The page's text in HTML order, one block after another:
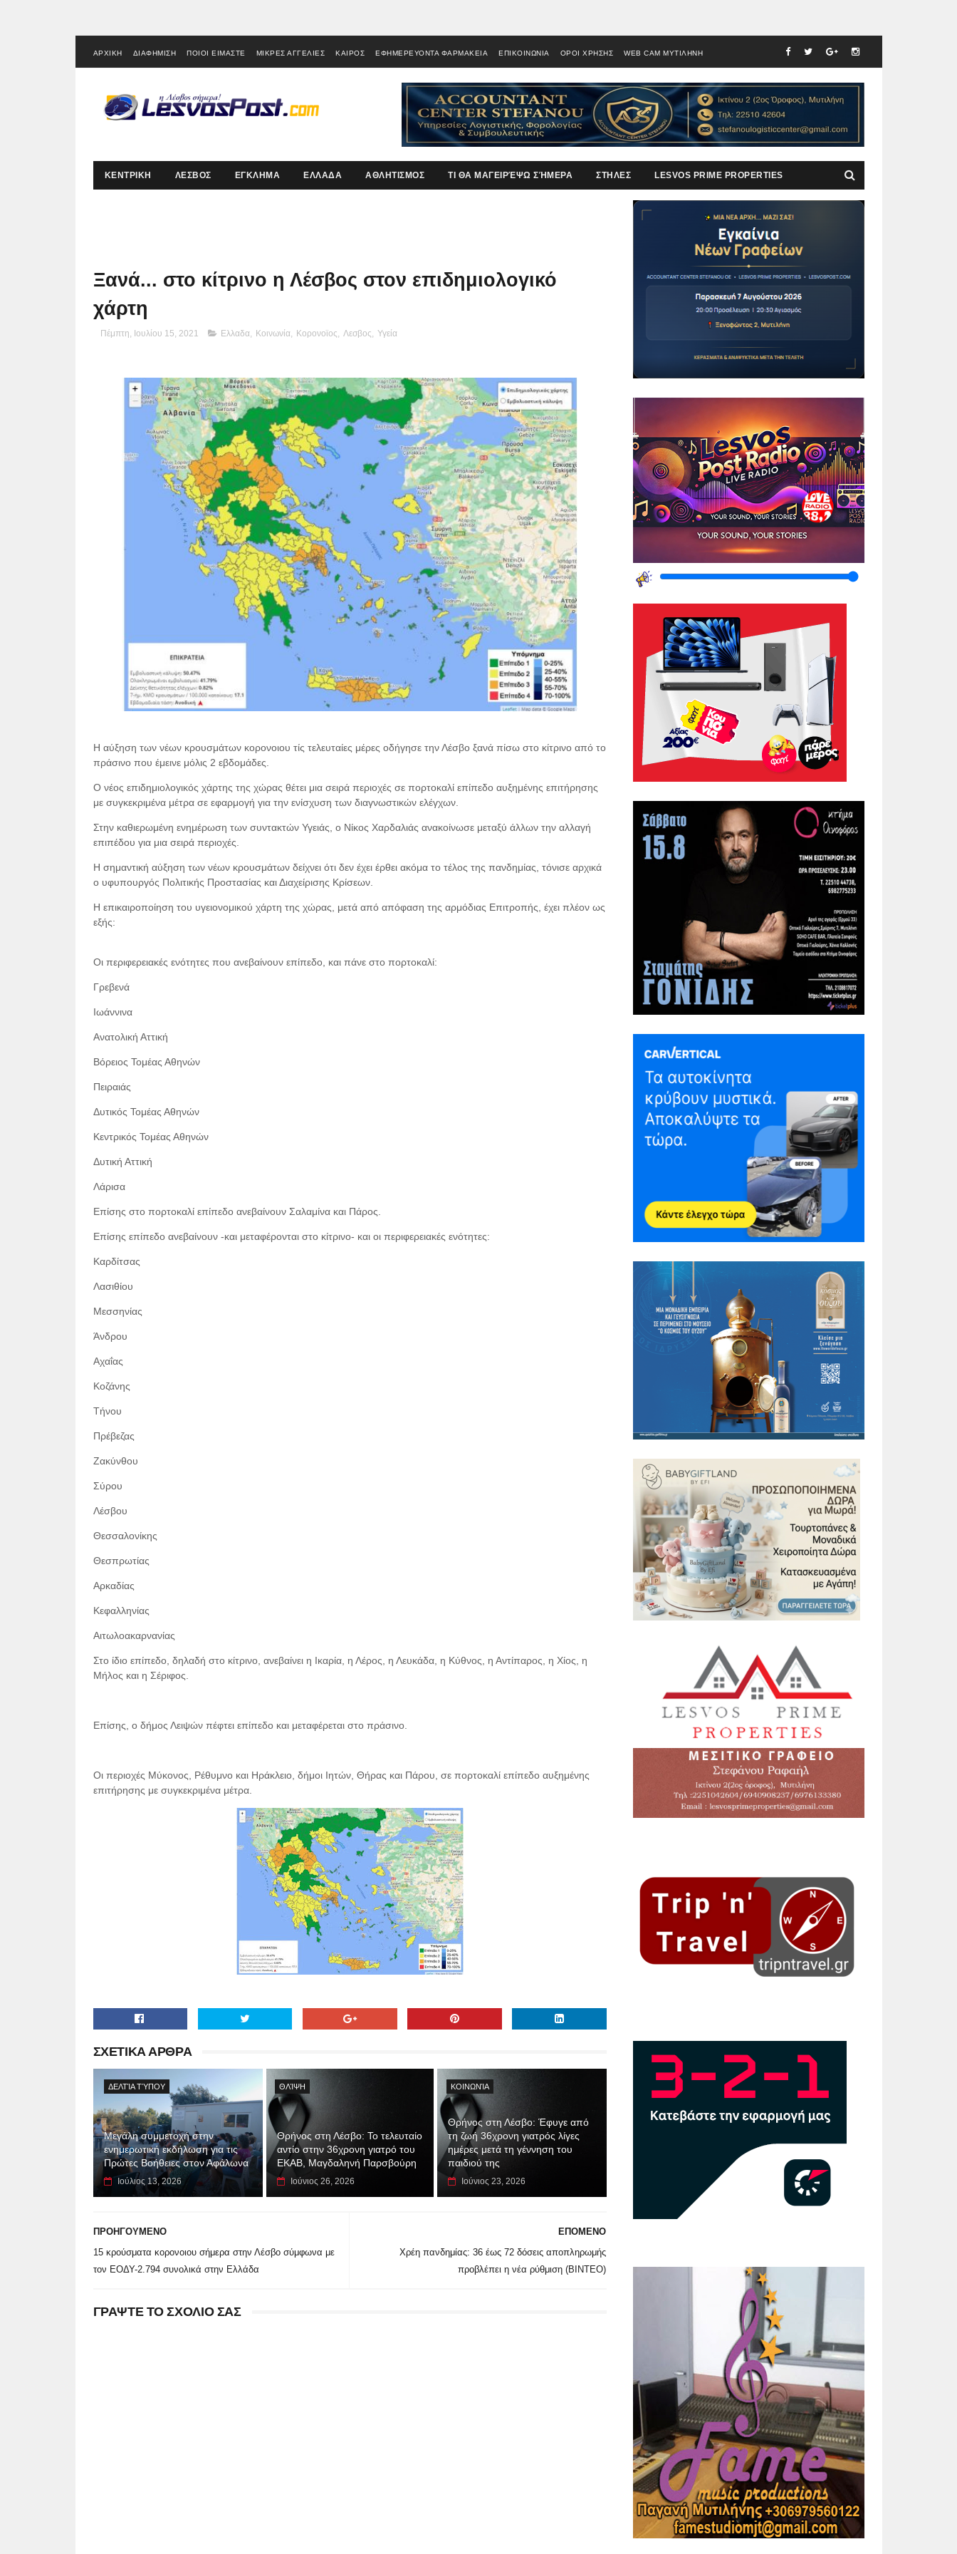
ΑΡΧΙΚΗ ΔΙΑΦΗΜΙΣΗ ΠΟΙΟΙ ΕΙΜΑΣΤΕ ΜΙΚΡΕΣ ΑΓΓΕΛΙΕΣ ΚΑΙΡΟΣ ΕΦΗΜΕΡΕΥΟΝΤΑ ΦΑΡΜΑΚΕΙΑ ΕΠΙΚΟΙΝΩΝΙΑ ΟΡΟΙ ΧΡΗΣΗΣ WEB CAM ΜΥΤΙΛΗΝΗ
ΚΕΝΤΡΙΚΗ ΛΕΣΒΟΣ ΕΓΚΛΗΜΑ ΕΛΛΑΔΑ ΑΘΛΗΤΙΣΜΟΣ ΤΙ ΘΑ ΜΑΓΕΙΡΈΨΩ ΣΉΜΕΡΑ ΣΤΗΛΕΣ LESVOS PRIME PROPERTIES
Ξανά... στο κίτρινο η Λέσβος στον επιδημιολογικό
χάρτη
Πέμπτη, Ιουλίου 15, 2021 Ελλαδα, Κοινωνία, Κορονοϊος, Λεσβος, Υγεία
Η αύξηση των νέων κρουσμάτων κορονοιου τίς τελευταίες μέρες οδήγησε την Λέσβο ξανά πίσω στο κίτρινο από το
πράσινο που έμεινε μόλις 2 εβδομάδες.
Ο νέος επιδημιολογικός χάρτης της χώρας θέτει μια σειρά περιοχές σε πορτοκαλί επίπεδο αυξημένης επιτήρησης
με συγκεκριμένα μέτρα σε εφαρμογή για την ενίσχυση των διαγνωστικών ελέγχων.
Στην καθιερωμένη ενημέρωση των συντακτών Υγειάς, ο Νίκος Χαρδαλιάς ανακοίνωσε μεταξύ άλλων την αλλαγή
επιπέδου για μια σειρά περιοχές.
Η σημαντική αύξηση των νέων κρουσμάτων δείχνει ότι δεν έχει έρθει ακόμα το τέλος της πανδημίας, τόνισε αρχικά
ο υφυπουργός Πολιτικής Προστασίας και Διαχείρισης Κρίσεων.
Η επικαιροποίηση του υγειονομικού χάρτη της χώρας, μετά από απόφαση της αρμόδιας Επιτροπής, έχει πλέον ως
εξής:
Οι περιφερειακές ενότητες που ανεβαίνουν επίπεδο, και πάνε στο πορτοκαλί:
Γρεβενά
Ιωάννινα
Ανατολική Αττική
Βόρειος Τομέας Αθηνών
Πειραιάς
Δυτικός Τομέας Αθηνών
Κεντρικός Τομέας Αθηνών
Δυτική Αττική
Λάρισα
Επίσης στο πορτοκαλί επίπεδο ανεβαίνουν Σαλαμίνα και Πάρος.
Επίσης επίπεδο ανεβαίνουν -και μεταφέρονται στο κίτρινο- και οι περιφερειακές ενότητες:
Καρδίτσας
Λασιθίου
Μεσσηνίας
Άνδρου
Αχαΐας
Κοζάνης
Τήνου
Πρέβεζας
Ζακύνθου
Σύρου
Λέσβου
Θεσσαλονίκης
Θεσπρωτίας
Αρκαδίας
Κεφαλληνίας
Αιτωλοακαρνανίας
Στο ίδιο επίπεδο, δηλαδή στο κίτρινο, ανεβαίνει η Ικαρία, η Λέρος, η Λευκάδα, η Κύθνος, η Αντίπαρος, η Χίος, η
Μήλος και η Σέριφος.
Επίσης, ο δήμος Λειψών πέφτει επίπεδο και μεταφέρεται στο πράσινο.
Οι περιοχές Μύκονος, Ρέθυμνο και Ηράκλειο, δήμοι Ιητών, Θήρας και Πάρου, σε πορτοκαλί επίπεδο αυξημένης
επιτήρησης με συγκεκριμένα μέτρα.
ΣΧΕΤΙΚΑ ΑΡΘΡΑ
ΔΕΛΤΊΑ ΤΎΠΟΥ
Μεγάλη συμμετοχή στην
ενημερωτική εκδήλωση για τις
Πρώτες Βοήθειες στον Αφάλωνα
Ιούλιος 13, 2026
ΘΛΊΨΗ
Θρήνος στη Λέσβο: Το τελευταίο
αντίο στην 36χρονη γιατρό του
ΕΚΑΒ, Μαγδαληνή Παρσβούρη
Ιούνιος 26, 2026
ΚΟΙΝΩΝΊΑ
Θρήνος στη Λέσβο: Έφυγε από
τη ζωή 36χρονη γιατρός λίγες
ημέρες μετά τη γέννηση του
παιδιού της
Ιούνιος 23, 2026
ΕΠΟΜΕΝΟ
Χρέη πανδημίας: 36 έως 72 δόσεις αποπληρωμής
προβλέπει η νέα ρύθμιση (BINTEO)
ΠΡΟΗΓΟΥΜΕΝΟ
15 κρούσματα κορονοιου σήμερα στην Λέσβο σύμφωνα με
τον ΕΟΔΥ-2.794 συνολικά στην Ελλάδα
ΓΡΑΨΤΕ ΤΟ ΣΧΟΛΙΟ ΣΑΣ